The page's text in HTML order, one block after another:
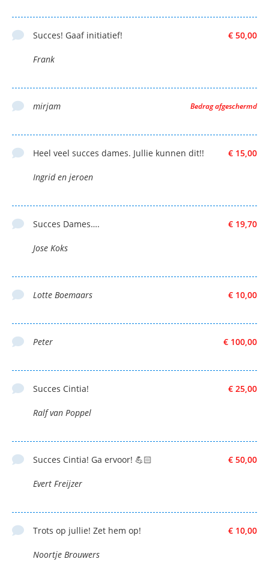
€ 50,00
Succes! Gaaf initiatief!
Frank
Bedrag afgeschermd
mirjam
€ 15,00
Heel veel succes dames. Jullie kunnen dit!!
Ingrid en jeroen
€ 19,70
Succes Dames….
Jose Koks
€ 10,00
Lotte Boemaars
€ 100,00
Peter
€ 25,00
Succes Cintia!
Ralf van Poppel
€ 50,00
Succes Cintia! Ga ervoor! 💪🏻
Evert Freijzer
€ 10,00
Trots op jullie! Zet hem op!
Noortje Brouwers